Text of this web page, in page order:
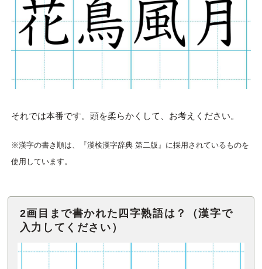
それでは本番です。頭を柔らかくして、お考えください。
※漢字の書き順は、『漢検漢字辞典 第二版』に採用されているものを
使用しています。
2画目まで書かれた四字熟語は？（漢字で
入力してください）